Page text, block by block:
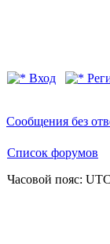
Вход
Сообщения без
Список форумов
Часовой пояс: